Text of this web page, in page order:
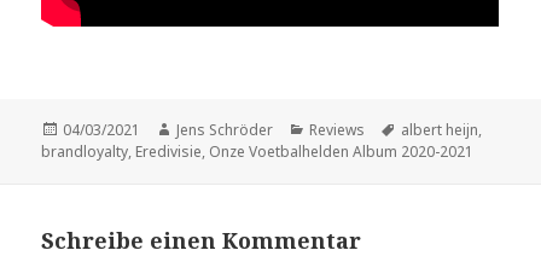
Veröffentlicht
am
04/03/2021 Autor
Jens Schröder Kategorien
Reviews Schlagwörter
albert heijn,
brandloyalty, Eredivisie, Onze Voetbalhelden Album 2020-2021
Schreibe einen Kommentar